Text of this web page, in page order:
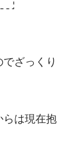
ざっくり
は現在抱